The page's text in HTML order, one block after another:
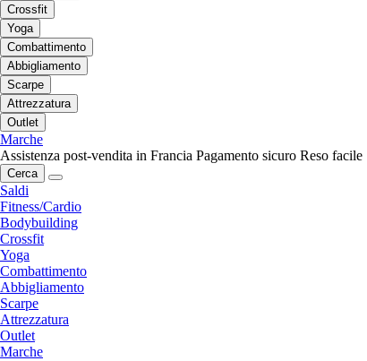
Crossfit
Yoga
Combattimento
Abbigliamento
Scarpe
Attrezzatura
Outlet
Marche
Assistenza post-vendita in Francia Pagamento sicuro Reso facile
Cerca
Saldi
Fitness/Cardio
Bodybuilding
Crossfit
Yoga
Combattimento
Abbigliamento
Scarpe
Attrezzatura
Outlet
Marche